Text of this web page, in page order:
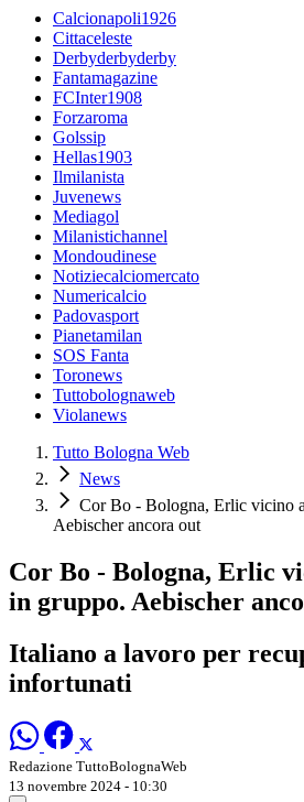
Calcionapoli1926
Cittaceleste
Derbyderbyderby
Fantamagazine
FCInter1908
Forzaroma
Golssip
Hellas1903
Ilmilanista
Juvenews
Mediagol
Milanistichannel
Mondoudinese
Notiziecalciomercato
Numericalcio
Padovasport
Pianetamilan
SOS Fanta
Toronews
Tuttobolognaweb
Violanews
Tutto Bologna Web
News
Cor Bo - Bologna, Erlic vicino
Aebischer ancora out
Cor Bo - Bologna, Erlic
in gruppo. Aebischer
Italiano a lavoro per
infortunati
Redazione TuttoBolognaWeb
13 novembre 2024 - 10:30